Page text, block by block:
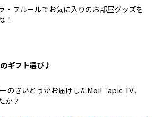
・フルールでお気に入りのお部屋グッズを
！
ギフト選び♪
のさいとうがお届けしたMoi! Tapio TV、
か？